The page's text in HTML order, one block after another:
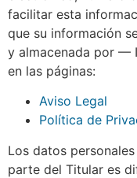
facilitar esta
que su información
y almacenada por —
en las páginas:
Aviso Legal
Política de
Los datos
parte del Titular es